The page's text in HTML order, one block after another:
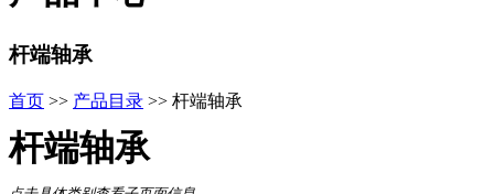
杆端轴承
首页 >> 产品目录 >> 杆端轴承
杆端轴承